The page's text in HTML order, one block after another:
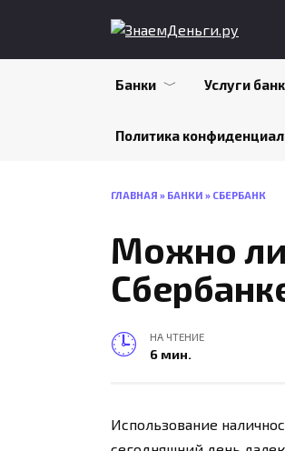
Банки Услуги
Политика
ГЛАВНАЯ » БАНКИ » СБЕРБАНК
Можно ли
НА ЧТЕНИЕ
6 мин.
Использование